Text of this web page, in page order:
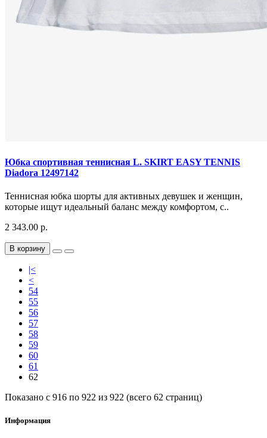
Юбка спортивная теннисная L. SKIRT EASY TENNIS
Diadora 12497142
Теннисная юбка шорты для активных девушек и женщин,
которые ищут идеальный баланс между комфортом, с..
2 343.00 р.
В корзину
|<
<
54
55
56
57
58
59
60
61
62
Показано с 916 по 922 из 922 (всего 62 страниц)
Информация